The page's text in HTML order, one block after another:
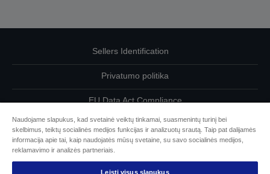
Sellers Identification
Privatumo politika
EU Data Act Compliance
Susisiekite su mumis dėl savo duomenų
Cookie Information
Naudojame slapukus, kad svetainė veiktų tinkamai, suasmenintų turinį bei
skelbimus, teiktų socialinės medijos funkcijas ir analizuotų srautą. Taip pat dalijamės
informacija apie tai, kaip naudojatės mūsų svetaine, su savo socialinės medijos,
reklamavimo ir analizės partneriais.
Leisti visus slapukus